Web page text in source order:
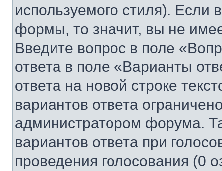
используемого стиля). Если
формы, то значит, вы не
Введите вопрос в поле
ответа в поле «Варианты
ответа на новой строке
вариантов ответа
администратором форума.
вариантов ответа при
проведения голосования (0